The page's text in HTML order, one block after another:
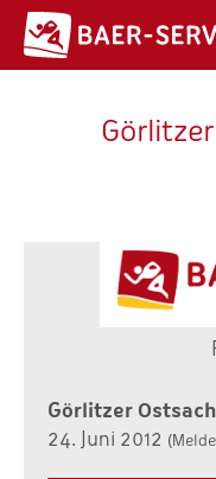
Görlitzer
24. Juni 2012